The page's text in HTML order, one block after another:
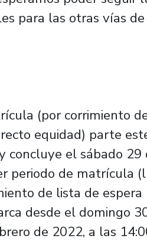
para las otras vías
(por corrimiento
equidad) parte
concluye el sábado
periodo de matrícula
de lista de
desde el domingo
de 2022, a las